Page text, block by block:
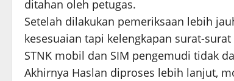
ditahan oleh petugas.
Setelah dilakukan pemeriksaan lebih
kesesuaian tapi kelengkapan surat-
STNK mobil dan SIM pengemudi tidak
Akhirnya Haslan diproses lebih lanjut,